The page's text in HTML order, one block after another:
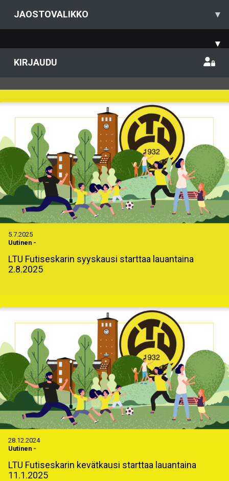
JAOSTOVALIKKO ▾
▾
KIRJAUDU
5.7.2025
Uutinen -
LTU Futiseskarin syyskausi starttaa lauantaina
2.8.2025
28.12.2024
Uutinen -
LTU Futiseskarin kevätkausi starttaa lauantaina
11.1.2025